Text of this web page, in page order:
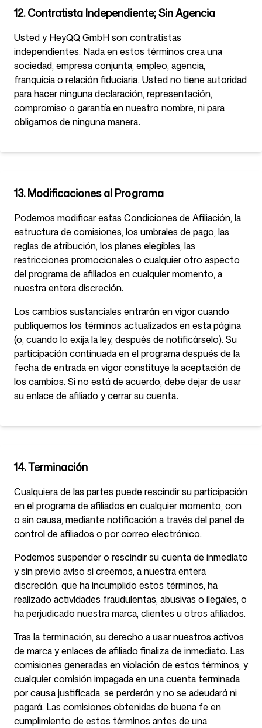
12. Contratista Independiente; Sin Agencia
Usted y HeyQQ GmbH son contratistas
independientes. Nada en estos términos crea una
sociedad, empresa conjunta, empleo, agencia,
franquicia o relación fiduciaria. Usted no tiene autoridad
para hacer ninguna declaración, representación,
compromiso o garantía en nuestro nombre, ni para
obligarnos de ninguna manera.
13. Modificaciones al Programa
Podemos modificar estas Condiciones de Afiliación, la
estructura de comisiones, los umbrales de pago, las
reglas de atribución, los planes elegibles, las
restricciones promocionales o cualquier otro aspecto
del programa de afiliados en cualquier momento, a
nuestra entera discreción.
Los cambios sustanciales entrarán en vigor cuando
publiquemos los términos actualizados en esta página
(o, cuando lo exija la ley, después de notificárselo). Su
participación continuada en el programa después de la
fecha de entrada en vigor constituye la aceptación de
los cambios. Si no está de acuerdo, debe dejar de usar
su enlace de afiliado y cerrar su cuenta.
14. Terminación
Cualquiera de las partes puede rescindir su participación
en el programa de afiliados en cualquier momento, con
o sin causa, mediante notificación a través del panel de
control de afiliados o por correo electrónico.
Podemos suspender o rescindir su cuenta de inmediato
y sin previo aviso si creemos, a nuestra entera
discreción, que ha incumplido estos términos, ha
realizado actividades fraudulentas, abusivas o ilegales, o
ha perjudicado nuestra marca, clientes u otros afiliados.
Tras la terminación, su derecho a usar nuestros activos
de marca y enlaces de afiliado finaliza de inmediato. Las
comisiones generadas en violación de estos términos, y
cualquier comisión impagada en una cuenta terminada
por causa justificada, se perderán y no se adeudará ni
pagará. Las comisiones obtenidas de buena fe en
cumplimiento de estos términos antes de una